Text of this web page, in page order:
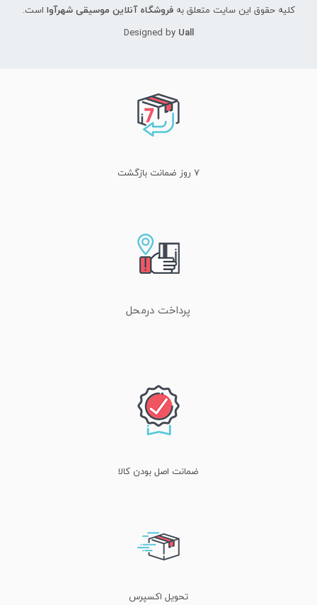
کلیه حقوق این سایت متعلق به فروشگاه آنلاین موسیقی شهرآوا است.
Designed by Uall
۷ روز ضمانت بازگشت
پرداخت درمحل
ضمانت اصل بودن کالا
تحویل اکسپرس